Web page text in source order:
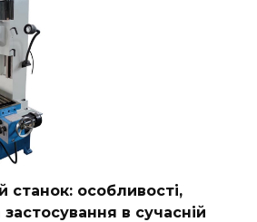
станок: особливості,
в сучасній